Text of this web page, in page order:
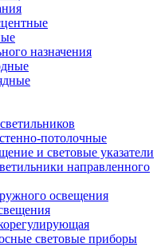
назначения
потолочные
и световые указатели
направленного
освещения
световые приборы